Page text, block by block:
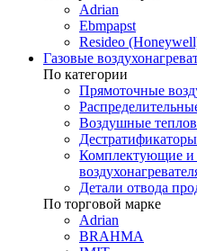
Adrian
Ebmpapst
Resideo
Газовые
По категории
Прямоточные
Воздушные
Дестратификаторы
Комплектующие и
Детали отвода
По торговой марке
Adrian
BRAHMA